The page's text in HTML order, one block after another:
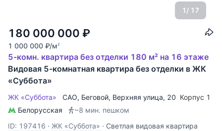
1/ 17
180 000 000 ₽
1 000 000 ₽/м2
5-комн. квартира без отделки 180 м² на 16 этаже
Видовая 5-комнатная квартира без отделки в ЖК
«Суббота»
ЖК «Суббота» САО, Беговой, Верхняя улица, 20 Корпус 1
Белорусская
~8 мин. пешком
ID: 197416 · ЖК «Суббота» · Светлая видовая квартира